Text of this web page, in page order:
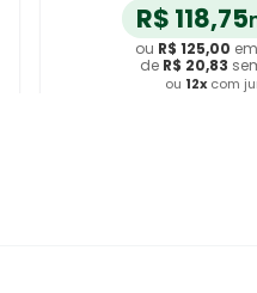
R$ 118,75
ou R$ 125,00
de R$ 20,83
ou 12x com